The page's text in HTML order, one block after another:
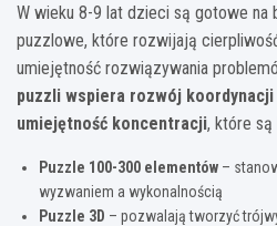
W wieku 8-9 lat dzieci są gotowe na
puzzlowe, które rozwijają
umiejętność rozwiązywania
puzzli wspiera rozwój
umiejętność koncentracji, które są
Puzzle 100-300 elementów –
wyzwaniem a wykonalnością
Puzzle 3D – pozwalają tworzyć